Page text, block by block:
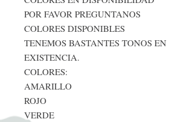
POR FAVOR PREGUNTANOS
COLORES DISPONIBLES
TENEMOS BASTANTES TONOS EN
EXISTENCIA.
COLORES:
AMARILLO
ROJO
VERDE